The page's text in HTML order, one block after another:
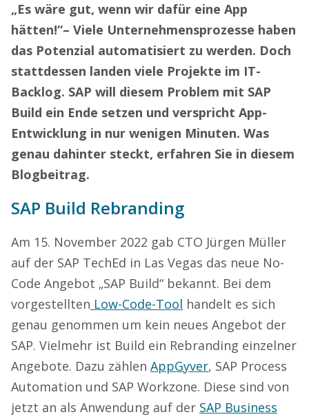
„Es wäre gut, wenn wir dafür eine App
hätten!“– Viele Unternehmensprozesse haben
das Potenzial automatisiert zu werden. Doch
stattdessen landen viele Projekte im IT-
Backlog. SAP will diesem Problem mit SAP
Build ein Ende setzen und verspricht App-
Entwicklung in nur wenigen Minuten. Was
genau dahinter steckt, erfahren Sie in diesem
Blogbeitrag.
SAP Build Rebranding
Am 15. November 2022 gab CTO Jürgen Müller
auf der SAP TechEd in Las Vegas das neue No-
Code Angebot „SAP Build“ bekannt. Bei dem
vorgestellten Low-Code-Tool handelt es sich
genau genommen um kein neues Angebot der
SAP. Vielmehr ist Build ein Rebranding einzelner
Angebote. Dazu zählen AppGyver, SAP Process
Automation und SAP Workzone. Diese sind von
jetzt an als Anwendung auf der SAP Business